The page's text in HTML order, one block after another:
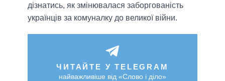
дізнатись, як змінювалася заборгованість
українців за комуналку до великої війни.
ЧИТАЙТЕ У TELEGRAM
найважливіше від «Слово і діло»